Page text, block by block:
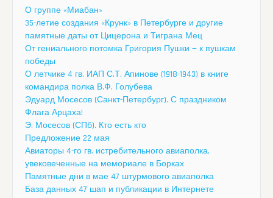
О группе «Миабан»
35-летие создания «Крунк» в Петербурге и другие
памятные даты от Цицерона и Тиграна Мец
От гениального потомка Григория Пушки — к пушкам
победы
О летчике 4 гв. ИАП С.Т. Апинове (1918-1943) в книге
командира полка В.Ф. Голубева
Эдуард Мосесов (Санкт-Петербург). С праздником
Флага Арцаха!
Э. Мосесов (СПб). Кто есть кто
Предложение 22 мая
Авиаторы 4-го гв. истребительного авиаполка,
увековеченные на мемориале в Борках
Памятные дни в мае 47 штурмового авиаполка
База данных 47 шап и публикации в Интернете